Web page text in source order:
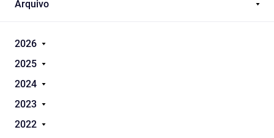
Arquivo
2026
2025
2024
2023
2022